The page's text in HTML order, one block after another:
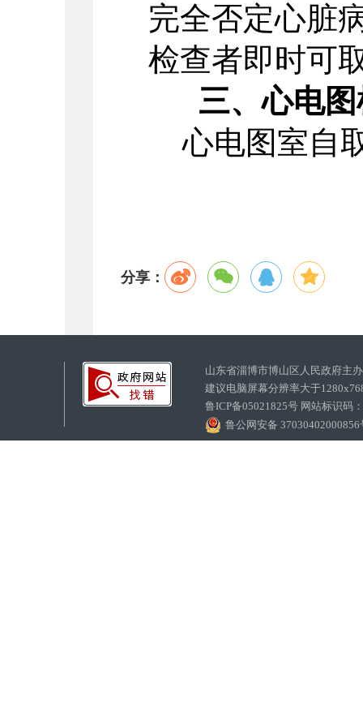
完全否定心脏
检查者即时可
三、心电
心电图室自
分享：
山东省淄博市博山区人民政府
建议电脑屏幕分辨率大于
鲁ICP备05021825号 网站标识码
鲁公网安备 37030402000856